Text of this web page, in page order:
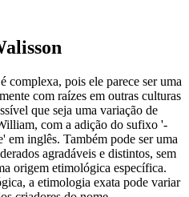
complexa, pois ele parece ser uma
com raízes em outras culturas
que seja uma variação de
com a adição do sufixo '-
inglês. Também pode ser uma
agradáveis e distintos, sem
origem etimológica específica.
a etimologia exata pode variar